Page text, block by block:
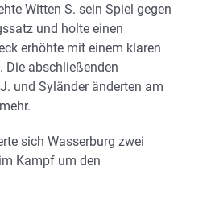
Witten S. sein Spiel gegen
und holte einen
erhöhte mit einem klaren
Die abschließenden
und Syländer änderten am
sich Wasserburg zwei
Kampf um den